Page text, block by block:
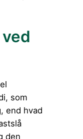
som
end hvad
den